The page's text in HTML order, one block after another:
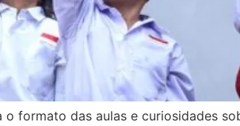
o formato das aulas e curiosidades